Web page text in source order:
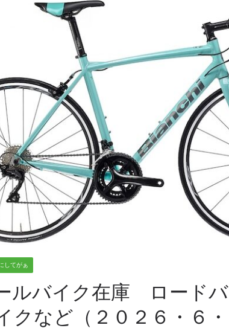
してがぁ
ルバイク在庫 ロードバ
クなど（２０２６・６・